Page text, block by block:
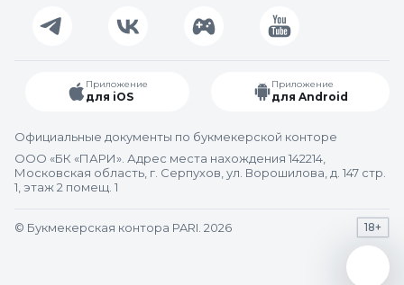
Приложение
для iOS
Приложение
для Android
Официальные документы по букмекерской конторе
ООО «БК «ПАРИ». Адрес места нахождения 142214,
Московская область, г. Серпухов, ул. Ворошилова, д. 147 стр.
1, этаж 2 помещ. 1
© Букмекерская контора PARI. 2026 18+